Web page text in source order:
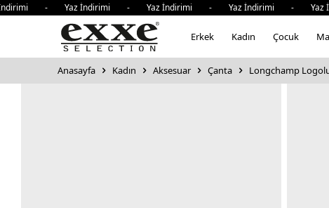
- Yaz İndirimi - Yaz İndirimi - Yaz İndirimi - Yaz
Erkek Kadın Çocuk
Anasayfa Kadın Aksesuar Çanta Longchamp